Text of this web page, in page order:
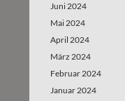
Juni 2024
Mai 2024
April 2024
März 2024
Februar 2024
Januar 2024